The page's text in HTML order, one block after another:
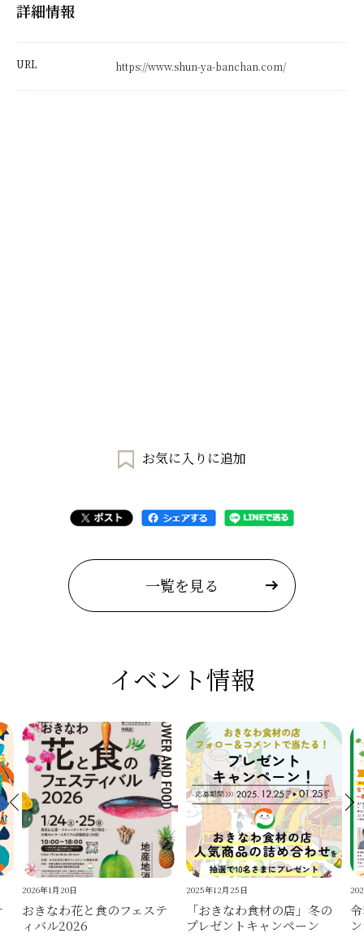
詳細情報
URL https://www.shun-ya-banchan.com/
お気に入りに追加
一覧を見る
イベント情報
2026年1月20日
おきなわ花と食のフェステ
ィバル2026
2025年12月25日
「おきなわ食材の店」冬の
プレゼントキャンペーン